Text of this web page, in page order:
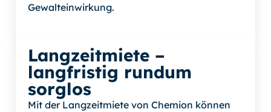
Gewalteinwirkung.
Langzeitmiete –
langfristig rundum
sorglos
Mit der Langzeitmiete von Chemion können